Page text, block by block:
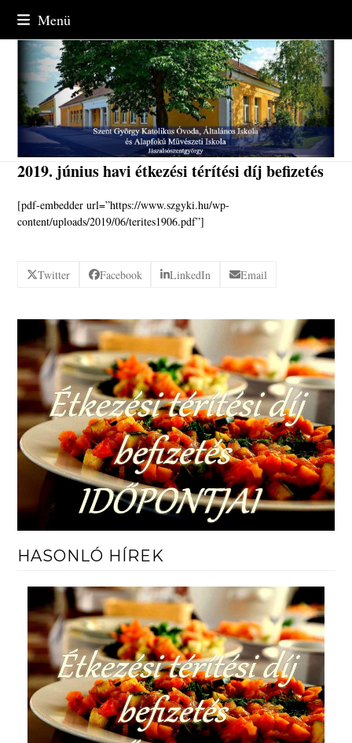
content
Menü
2019. június havi étkezési térítési díj befizetés
[pdf-embedder url=”https://www.szgyki.hu/wp-
content/uploads/2019/06/terites1906.pdf”]
Twitter Facebook LinkedIn Email
HASONLÓ HÍREK